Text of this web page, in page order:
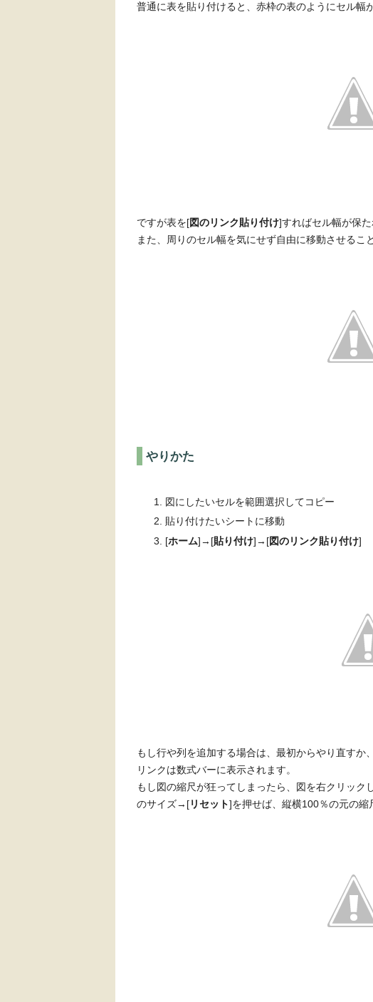
普通に表を貼り付けると、赤枠の表のようにセル幅
ですが表を[図のリンク貼り付け]すればセル幅が保た
また、周りのセル幅を気にせず自由に移動させるこ
やりかた
図にしたいセルを範囲選択してコピー
貼り付けたいシートに移動
[ホーム]→[貼り付け]→[図のリンク貼り付け]
もし行や列を追加する場合は、最初からやり直す
リンクは数式バーに表示されます。
もし図の縮尺が狂ってしまったら、図を右クリック
のサイズ→[リセット]を押せば、縦横100％の元の縮